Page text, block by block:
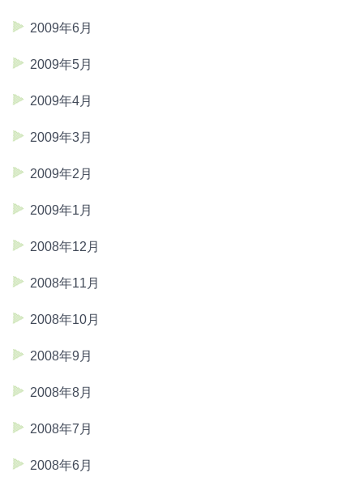
2009年6月
2009年5月
2009年4月
2009年3月
2009年2月
2009年1月
2008年12月
2008年11月
2008年10月
2008年9月
2008年8月
2008年7月
2008年6月